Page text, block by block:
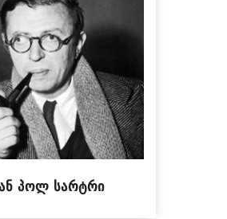
პოლ სარტრი